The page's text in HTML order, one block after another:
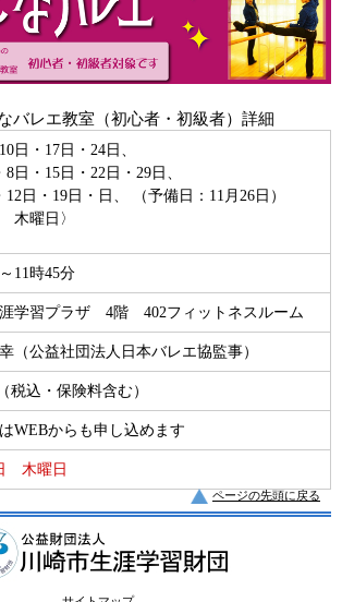
バレエ教室（初心者・初級者）詳細
日・17日・24日、
8日・15日・22日・29日、
12日・19日・日、 （予備日：11月26日）
木曜日〉
11時45分
涯学習プラザ 4階 402フィットネスルーム
公益社団法人日本バレエ協監事）
税込・保険料含む）
WEBからも申し込めます
木曜日
ページの先頭に戻る